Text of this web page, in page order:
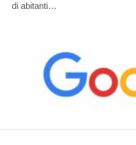
di abitanti…